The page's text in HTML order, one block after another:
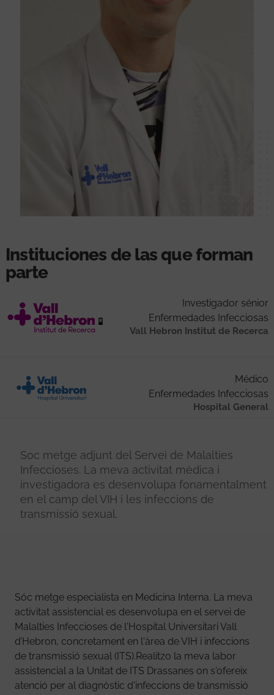
Instituciones de las que forman
parte
Investigador sénior
Enfermedades Infecciosas
Vall Hebron Institut de Recerca
Médico
Enfermedades Infecciosas
Hospital General
Soc metge adjunt del Servei de Malalties
Infeccioses. La meva activitat mèdica i
investigadora es desenvolupa fonamentalment
en el camp del VIH i les infeccions de
transmissió sexual.
Sóc metge especialista en Medicina Interna. La meva
activitat assistencial es desenvolupa en el servei de
Malalties Infeccioses de l'Hospital Universitari Vall
d’Hebron, concretament en l'àrea de VIH i infeccions
de transmissió sexual (ITS).Realitzo la meva labor
assistencial a la Unitat de ITS Drassanes on s'ofereix
atenció per al diagnòstic d'infeccions de transmissió